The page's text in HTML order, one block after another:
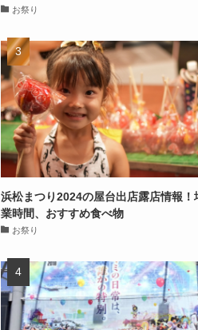
お祭り
浜松まつり2024の屋台出店露店情報！
業時間、おすすめ食べ物
お祭り